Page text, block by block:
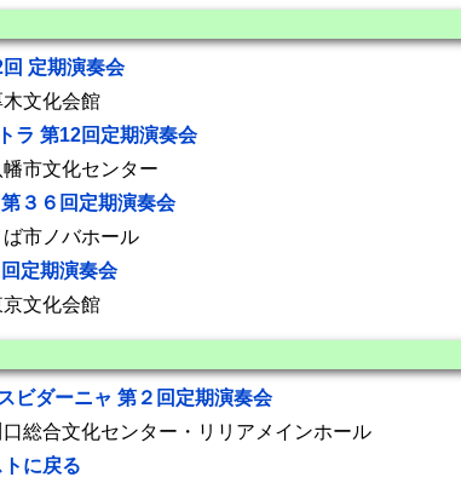
定期演奏会
文化会館
ラ 第12回定期演奏会
市文化センター
３６回定期演奏会
市ノバホール
定期演奏会
文化会館
ビダーニャ 第２回定期演奏会
合文化センター・リリアメインホール
に戻る